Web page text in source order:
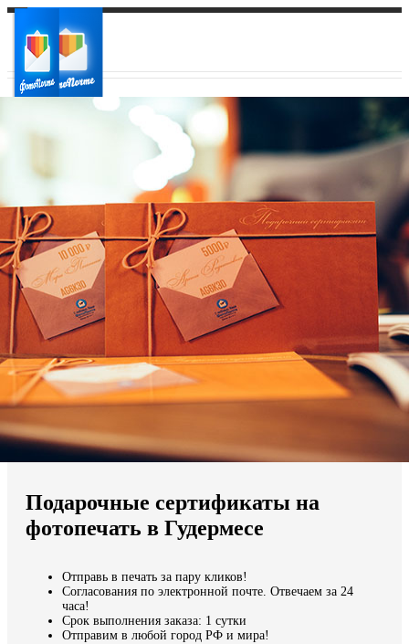
Ваш регион доставки
Выберите из списка:
Мы доставляем по всему миру
Продолжить без города
Подарочные сертификаты на
фотопечать в Гудермесе
Отправь в печать за пару кликов!
Согласования по электронной почте. Отвечаем за 24
часа!
Срок выполнения заказа: 1 сутки
Отправим в любой город РФ и мира!